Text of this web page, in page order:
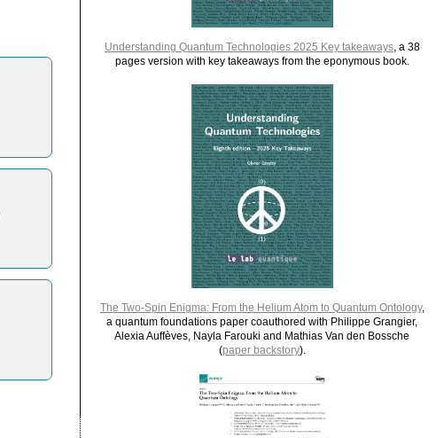
Understanding Quantum Technologies 2025 Key takeaways, a 38
pages version with key takeaways from the eponymous book.
The Two-Spin Enigma: From the Helium Atom to Quantum Ontology,
a quantum foundations paper coauthored with Philippe Grangier,
Alexia Auffèves, Nayla Farouki and Mathias Van den Bossche
(paper backstory).